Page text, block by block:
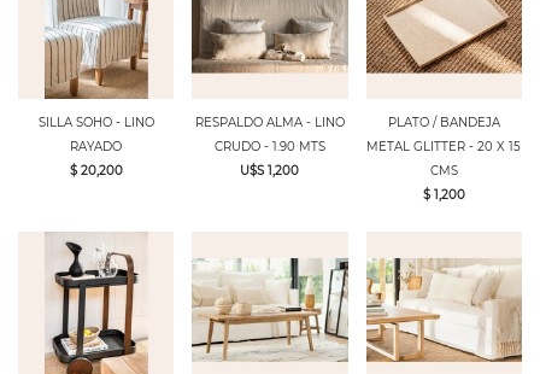
SILLA SOHO - LINO
RAYADO
$ 20,200
RESPALDO ALMA - LINO
CRUDO - 1.90 MTS
U$S 1,200
PLATO / BANDEJA
METAL GLITTER - 20 X 15
CMS
$ 1,200